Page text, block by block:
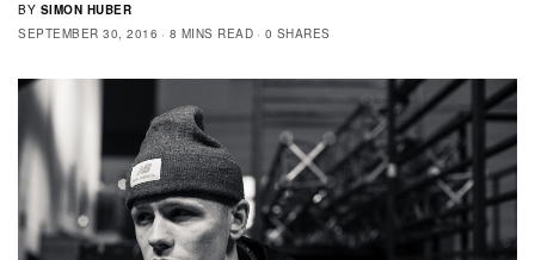
BY SIMON HUBER
SEPTEMBER 30, 2016
8 MINS READ 0 SHARES